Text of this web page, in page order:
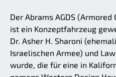
Der Abrams AGDS
ist ein Konzeptfahrzeug
Dr. Asher H. Sharoni
Israelischen Armee) und
wurde, die für eine in